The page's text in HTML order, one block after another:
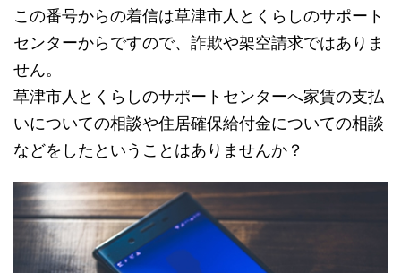
この番号からの着信は草津市人とくらしのサポート
センターからですので、詐欺や架空請求ではありま
せん。
草津市人とくらしのサポートセンターへ家賃の支払
いについての相談や住居確保給付金についての相談
などをしたということはありませんか？